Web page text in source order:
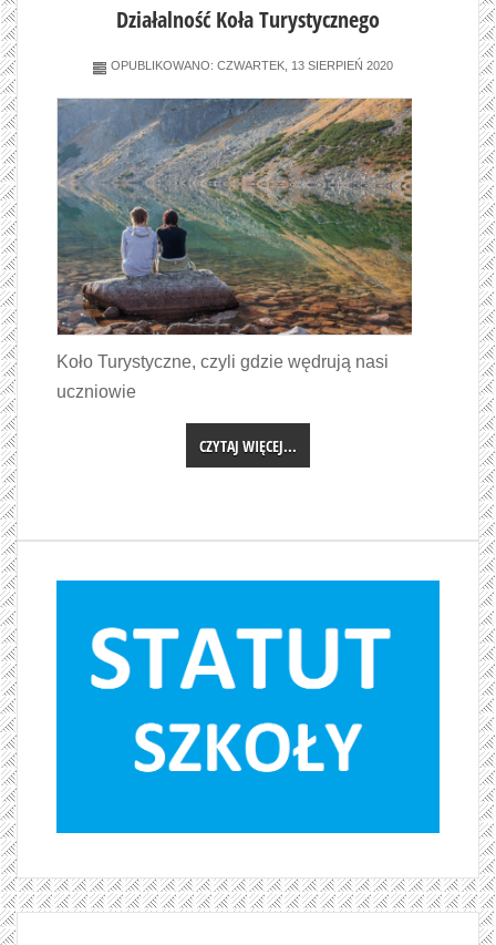
Działalność Koła Turystycznego
OPUBLIKOWANO: CZWARTEK, 13 SIERPIEŃ 2020
Koło Turystyczne, czyli gdzie wędrują nasi
uczniowie
CZYTAJ WIĘCEJ...